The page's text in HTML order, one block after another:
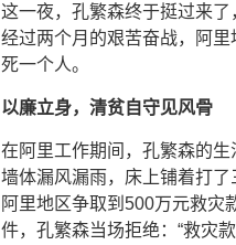
这一夜，孔繁森终于挺过来了
经过两个月的艰苦奋战，阿
死一个人。
以廉立身，清贫自守见风骨
在阿里工作期间，孔繁森的生
墙体漏风漏雨，床上铺着打了
阿里地区争取到500万元救灾
件，孔繁森当场拒绝：“救灾